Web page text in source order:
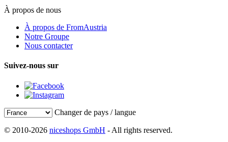
À propos de nous
À propos de FromAustria
Notre Groupe
Nous contacter
Suivez-nous sur
Changer de pays / langue
© 2010-2026 niceshops GmbH - All rights reserved.